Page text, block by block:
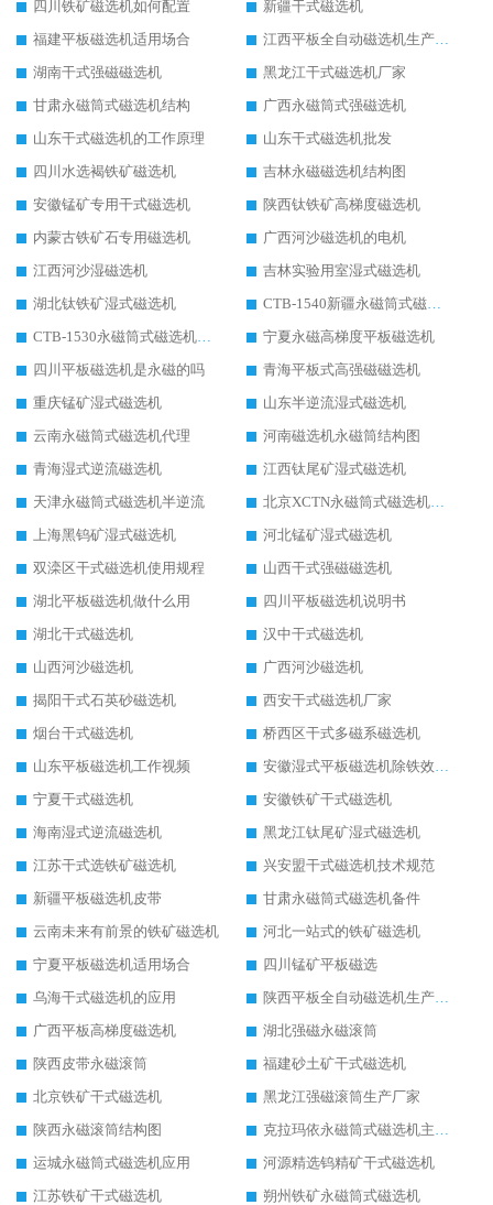
四川铁矿磁选机如何配置
新疆干式磁选机
福建平板磁选机适用场合
江西平板全自动磁选机生产厂家
湖南干式强磁磁选机
黑龙江干式磁选机厂家
甘肃永磁筒式磁选机结构
广西永磁筒式强磁选机
山东干式磁选机的工作原理
山东干式磁选机批发
四川水选褐铁矿磁选机
吉林永磁磁选机结构图
安徽锰矿专用干式磁选机
陕西钛铁矿高梯度磁选机
内蒙古铁矿石专用磁选机
广西河沙磁选机的电机
江西河沙湿磁选机
吉林实验用室湿式磁选机
湖北钛铁矿湿式磁选机
CTB-1540新疆永磁筒式磁选机
CTB-1530永磁筒式磁选机代理商
宁夏永磁高梯度平板磁选机
四川平板磁选机是永磁的吗
青海平板式高强磁磁选机
重庆锰矿湿式磁选机
山东半逆流湿式磁选机
云南永磁筒式磁选机代理
河南磁选机永磁筒结构图
青海湿式逆流磁选机
江西钛尾矿湿式磁选机
天津永磁筒式磁选机半逆流
北京XCTN永磁筒式磁选机磁块位置
上海黑钨矿湿式磁选机
河北锰矿湿式磁选机
双滦区干式磁选机使用规程
山西干式强磁磁选机
湖北平板磁选机做什么用
四川平板磁选机说明书
湖北干式磁选机
汉中干式磁选机
山西河沙磁选机
广西河沙磁选机
揭阳干式石英砂磁选机
西安干式磁选机厂家
烟台干式磁选机
桥西区干式多磁系磁选机
山东平板磁选机工作视频
安徽湿式平板磁选机除铁效果怎么样
宁夏干式磁选机
安徽铁矿干式磁选机
海南湿式逆流磁选机
黑龙江钛尾矿湿式磁选机
江苏干式选铁矿磁选机
兴安盟干式磁选机技术规范
新疆平板磁选机皮带
甘肃永磁筒式磁选机备件
云南未来有前景的铁矿磁选机
河北一站式的铁矿磁选机
宁夏平板磁选机适用场合
四川锰矿平板磁选
乌海干式磁选机的应用
陕西平板全自动磁选机生产厂家
广西平板高梯度磁选机
湖北强磁永磁滚筒
陕西皮带永磁滚筒
福建砂土矿干式磁选机
北京铁矿干式磁选机
黑龙江强磁滚筒生产厂家
陕西永磁滚筒结构图
克拉玛依永磁筒式磁选机主要技术参数
运城永磁筒式磁选机应用
河源精选钨精矿干式磁选机
江苏铁矿干式磁选机
朔州铁矿永磁筒式磁选机